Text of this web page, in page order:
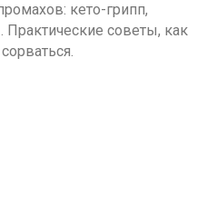
кето-грипп,
Практические советы, как